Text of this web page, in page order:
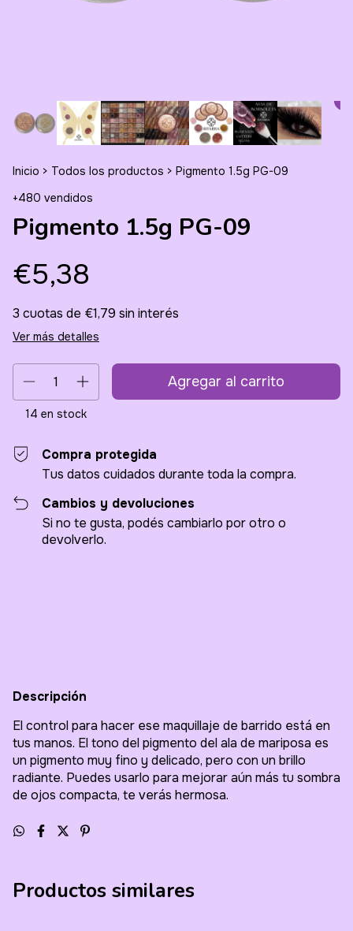
Inicio > Todos los productos > Pigmento 1.5g PG-09
+480 vendidos
Pigmento 1.5g PG-09
€5,38
3 cuotas de €1,79 sin interés
Ver más detalles
14 en stock
Compra protegida
Tus datos cuidados durante toda la compra.
Cambios y devoluciones
Si no te gusta, podés cambiarlo por otro o
devolverlo.
Descripción
El control para hacer ese maquillaje de barrido está en
tus manos. El tono del pigmento del ala de mariposa es
un pigmento muy fino y delicado, pero con un brillo
radiante. Puedes usarlo para mejorar aún más tu sombra
de ojos compacta, te verás hermosa.
Productos similares